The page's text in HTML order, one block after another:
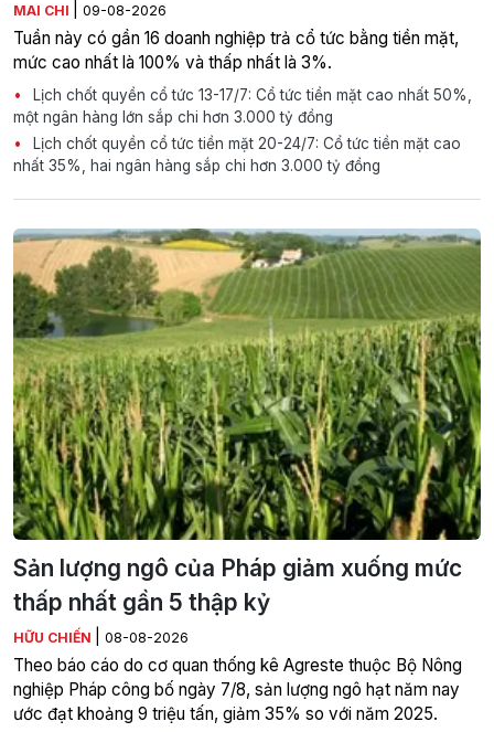
MAI CHI 09-08-2026
Tuần này có gần 16 doanh nghiệp trả cổ tức bằng tiền mặt,
mức cao nhất là 100% và thấp nhất là 3%.
Lịch chốt quyền cổ tức 13-17/7: Cổ tức tiền mặt cao nhất 50%,
một ngân hàng lớn sắp chi hơn 3.000 tỷ đồng
Lịch chốt quyền cổ tức tiền mặt 20-24/7: Cổ tức tiền mặt cao
nhất 35%, hai ngân hàng sắp chi hơn 3.000 tỷ đồng
Sản lượng ngô của Pháp giảm xuống mức
thấp nhất gần 5 thập kỷ
HỮU CHIẾN 08-08-2026
Theo báo cáo do cơ quan thống kê Agreste thuộc Bộ Nông
nghiệp Pháp công bố ngày 7/8, sản lượng ngô hạt năm nay
ước đạt khoảng 9 triệu tấn, giảm 35% so với năm 2025.